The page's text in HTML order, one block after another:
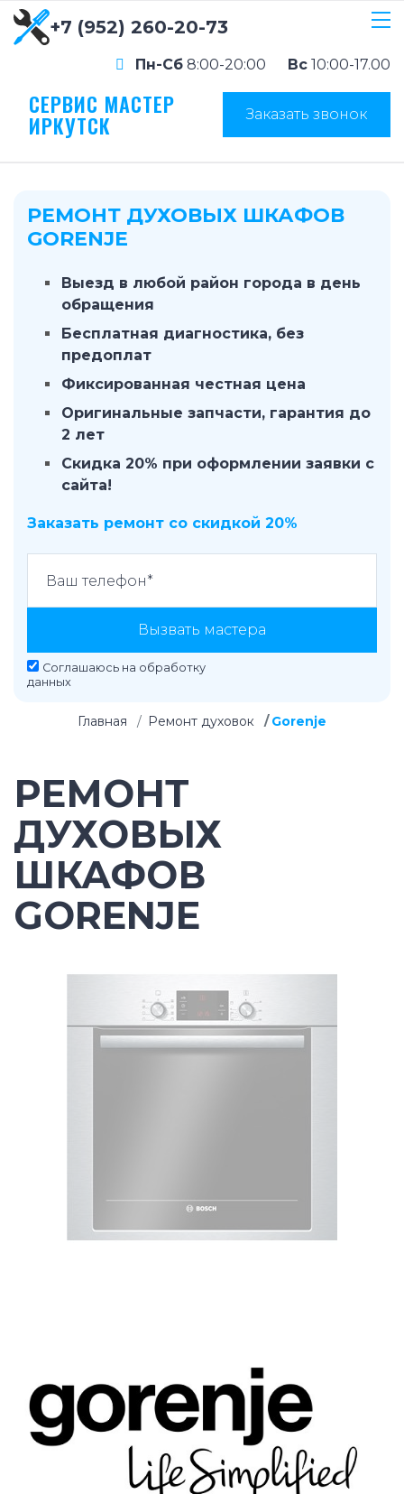
+7 (952) 260-20-73
Пн-Сб 8:00-20:00 Вс 10:00-17.00
СЕРВИС МАСТЕР
ИРКУТСК Заказать звонок
РЕМОНТ ДУХОВЫХ ШКАФОВ
GORENJE
Выезд в любой район города в день
обращения
Бесплатная диагностика, без
предоплат
Фиксированная честная цена
Оригинальные запчасти, гарантия до
2 лет
Скидка 20% при оформлении заявки с
сайта!
Заказать ремонт со скидкой 20%
Вызвать мастера
Соглашаюсь на обработку
данных
Главная Ремонт духовок Gorenje
РЕМОНТ
ДУХОВЫХ
ШКАФОВ
GORENJE